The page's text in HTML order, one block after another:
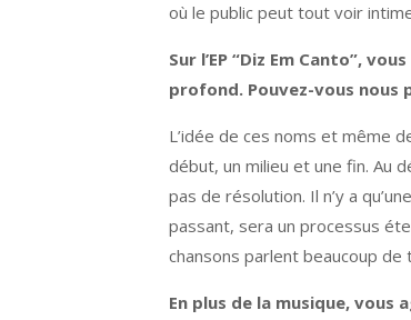
où le public peut tout voir
Sur l’EP “Diz Em Canto”,
profond. Pouvez-vous nous
L’idée de ces noms et même
début, un milieu et une fin. Au
pas de résolution. Il n’y a
passant, sera un processus
chansons parlent beaucoup de
En plus de la musique,